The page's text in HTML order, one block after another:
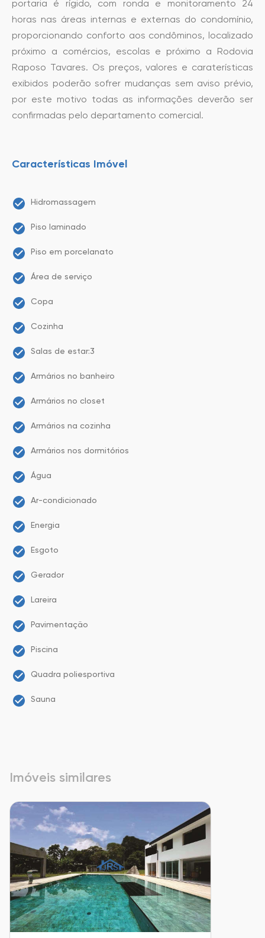
portaria é rígido, com ronda e monitoramento 24
horas nas áreas internas e externas do condomínio,
proporcionando conforto aos condôminos, localizado
próximo a comércios, escolas e próximo a Rodovia
Raposo Tavares. Os preços, valores e caraterísticas
exibidos poderão sofrer mudanças sem aviso prévio,
por este motivo todas as informações deverão ser
confirmadas pelo departamento comercial.
Características Imóvel
Hidromassagem
Piso laminado
Piso em porcelanato
Área de serviço
Copa
Cozinha
Salas de estar:3
Armários no banheiro
Armários no closet
Armários na cozinha
Armários nos dormitórios
Água
Ar-condicionado
Energia
Esgoto
Gerador
Lareira
Pavimentação
Piscina
Quadra poliesportiva
Sauna
Imóveis similares